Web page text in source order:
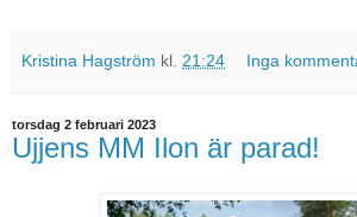
Kristina Hagström kl. 21:24 Inga
torsdag 2 februari 2023
Ujjens MM Ilon är parad!